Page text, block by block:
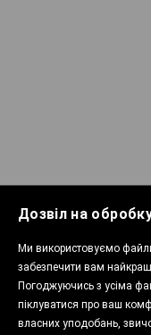
Дозвіл на
Ми використовуємо
забезпечити вам
Погоджуючись з усіма
піклуватися про ваш
власних уподобань,